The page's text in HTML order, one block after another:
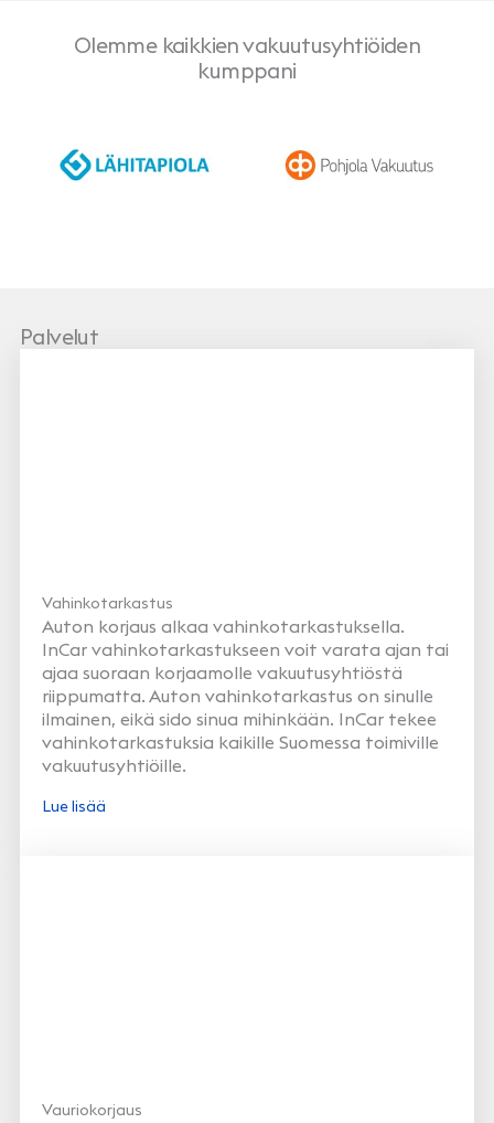
Olemme kaikkien vakuutusyhtiöiden
kumppani
LähiTapiola Pohjola
Palvelut
Vahinkotarkastus
Auton korjaus alkaa vahinkotarkastuksella.
InCar vahinkotarkastukseen voit varata ajan tai
ajaa suoraan korjaamolle vakuutusyhtiöstä
riippumatta. Auton vahinkotarkastus on sinulle
ilmainen, eikä sido sinua mihinkään. InCar tekee
vahinkotarkastuksia kaikille Suomessa toimiville
vakuutusyhtiöille.
Lue lisää
Vauriokorjaus